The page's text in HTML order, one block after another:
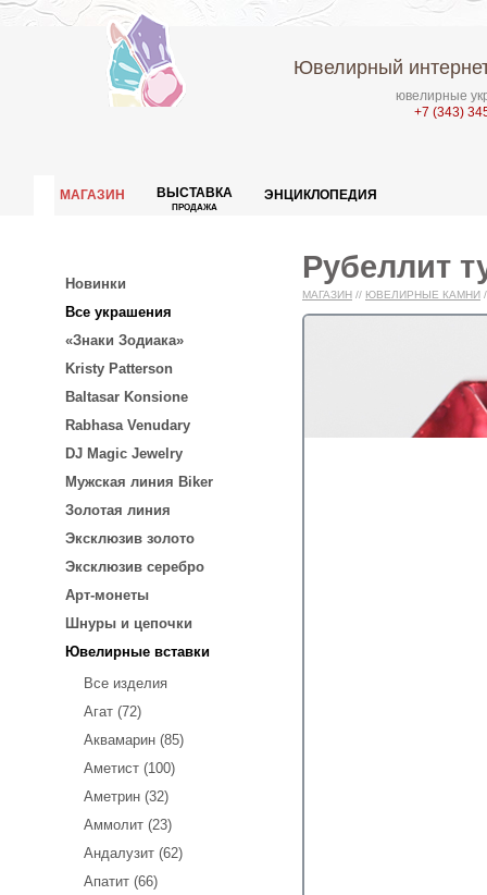
Ювелирный
ювелирные
+7 (343)
МАГАЗИН ВЫСТАВКА
ПРОДАЖА
ЭНЦИКЛОПЕДИЯ
Новинки
Все украшения
«Знаки Зодиака»
Kristy Patterson
Baltasar Konsione
Rabhasa Venudary
DJ Magic Jewelry
Мужская линия Biker
Золотая линия
Эксклюзив золото
Эксклюзив серебро
Арт-монеты
Шнуры и цепочки
Ювелирные вставки
Все изделия
Агат (72)
Аквамарин (85)
Аметист (100)
Аметрин (32)
Аммолит (23)
Андалузит (62)
Апатит (66)
Рубеллит
МАГАЗИН // ЮВЕЛИРНЫЕ КАМНИ